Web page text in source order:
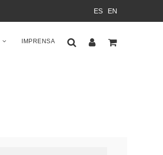
ES EN
IMPRENSA